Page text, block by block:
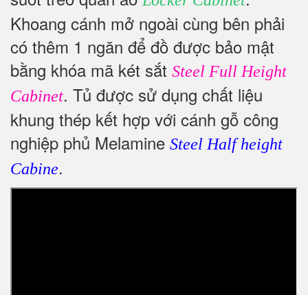
Khoang cánh mở ngoài cùng bên phải
có thêm 1 ngăn để đồ được bảo mật
bằng khóa mã két sắt Steel Full Height
Cabinet. Tủ được sử dụng chất liệu
khung thép kết hợp với cánh gỗ công
nghiệp phủ Melamine Steel Half height
Cabine.